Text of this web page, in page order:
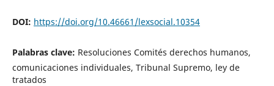
DOI: https://doi.org/10.46661/lexsocial.10354
Palabras clave: Resoluciones Comités derechos humanos,
comunicaciones individuales, Tribunal Supremo, ley de
tratados